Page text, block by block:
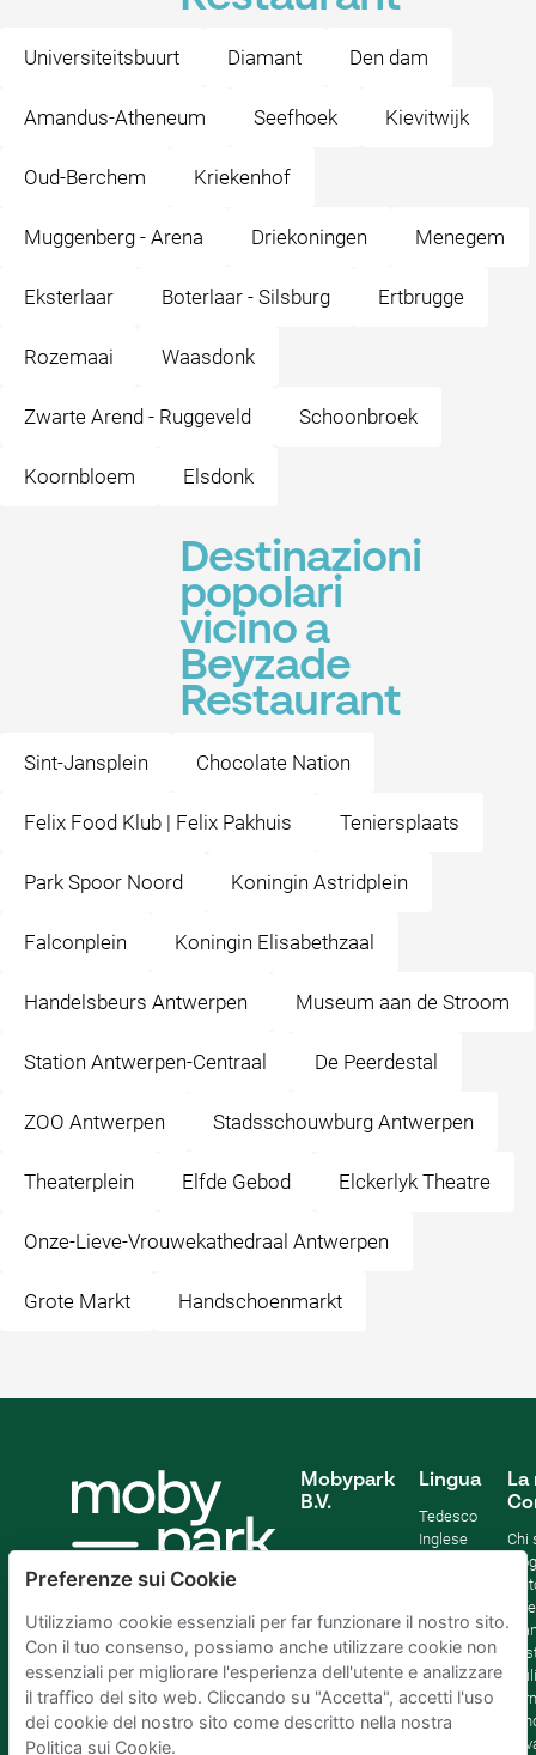
Universiteitsbuurt Diamant Den dam
Amandus-Atheneum Seefhoek Kievitwijk
Oud-Berchem Kriekenhof
Muggenberg - Arena Driekoningen Menegem
Eksterlaar Boterlaar - Silsburg Ertbrugge
Rozemaai Waasdonk
Zwarte Arend - Ruggeveld Schoonbroek
Koornbloem Elsdonk
Destinazioni
popolari
vicino a
Beyzade
Restaurant
Sint-Jansplein Chocolate Nation
Felix Food Klub | Felix Pakhuis Teniersplaats
Park Spoor Noord Koningin Astridplein
Falconplein Koningin Elisabethzaal
Handelsbeurs Antwerpen Museum aan de Stroom
Station Antwerpen-Centraal De Peerdestal
ZOO Antwerpen Stadsschouwburg Antwerpen
Theaterplein Elfde Gebod Elckerlyk Theatre
Onze-Lieve-Vrouwekathedraal Antwerpen
Grote Markt Handschoenmarkt
Mobypark
B.V.
Lingua
Tedesco
Inglese
Olandese
La
Chi
Blog
Preferenze sui Cookie
Utilizziamo cookie essenziali per far funzionare il nostro sito.
Con il tuo consenso, possiamo anche utilizzare cookie non
essenziali per migliorare l'esperienza dell'utente e analizzare
il traffico del sito web. Cliccando su "Accetta", accetti l'uso
dei cookie del nostro sito come descritto nella nostra
Politica sui Cookie.